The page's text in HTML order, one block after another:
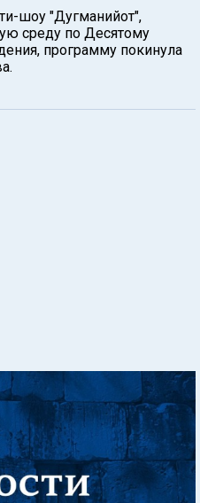
шоу "Дугманийот",
среду по Десятому
программу покинула